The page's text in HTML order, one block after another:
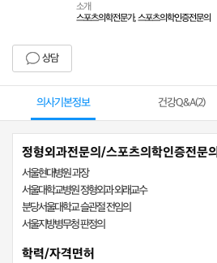
소개
스포츠의학전문가, 스포츠의학인증전문의
상담
의사기본정보 건강Q&A(2)
정형외과전문의/스포츠의학인증전문의
서울현대병원 과장
서울대학교병원 정형외과 외래교수
분당서울대학교 슬관절 전임의
서울지방병무청 판정의
학력/자격면허